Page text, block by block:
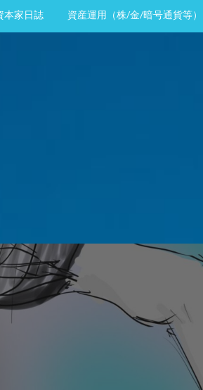
リ
本家日誌 資産運用（株/金/暗号通貨等）